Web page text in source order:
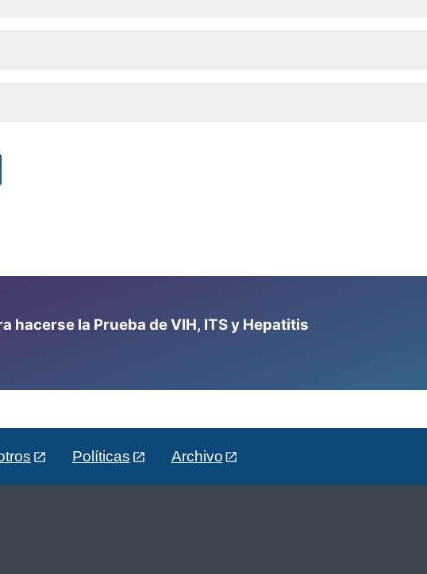
hacerse la Prueba de VIH, ITS y Hepatitis
Políticas Archivo